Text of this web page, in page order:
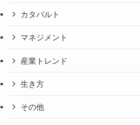
カタパルト
マネジメント
産業トレンド
生き方
その他